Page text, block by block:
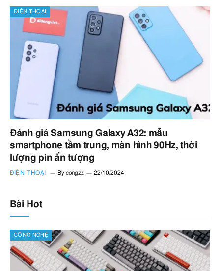
ĐIỆN THOẠI
Đánh giá Samsung Galaxy A32: mẫu
smartphone tầm trung, màn hình 90Hz, thời
lượng pin ấn tượng
ĐIỆN THOẠI By congzz 22/10/2024
Bài Hot
CÔNG NGHỆ